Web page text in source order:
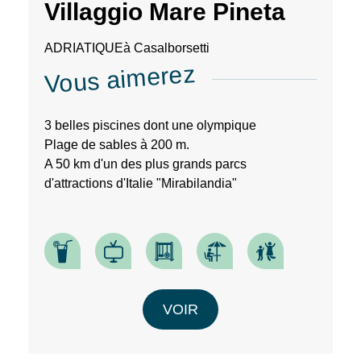
RECHERCHER
Villaggio Mare Pineta
ADRIATIQUEà Casalborsetti
Vous aimerez
3 belles piscines dont une olympique
Plage de sables à 200 m.
A 50 km d'un des plus grands parcs
d'attractions d'Italie "Mirabilandia"
VOIR
de
site